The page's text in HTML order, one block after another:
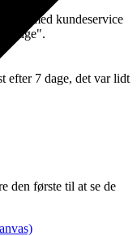
talt med kundeservice
rigtige".
efter 7 dage, det var lidt
den første til at se de